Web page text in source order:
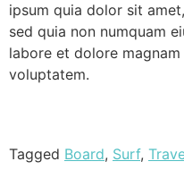
ipsum quia dolor sit
sed quia non numquam
labore et dolore
voluptatem.
Tagged Board, Surf,